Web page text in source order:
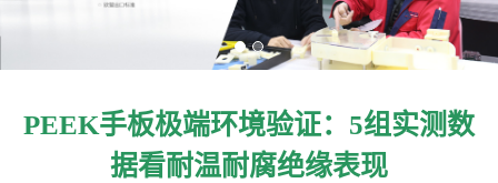
PEEK手板极端环境验证：5组实测数
据看耐温耐腐绝缘表现